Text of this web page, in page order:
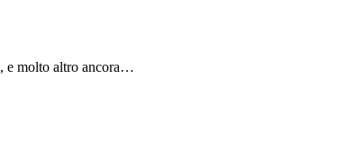
, e molto altro ancora…